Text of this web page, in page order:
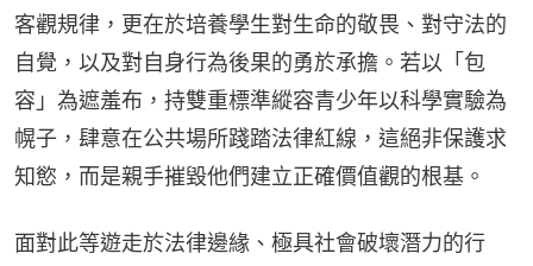
客觀規律，更在於培養學生對生命的敬畏、對守法的
自覺，以及對自身行為後果的勇於承擔。若以「包
容」為遮羞布，持雙重標準縱容青少年以科學實驗為
幌子，肆意在公共場所踐踏法律紅線，這絕非保護求
知慾，而是親手摧毀他們建立正確價值觀的根基。
面對此等遊走於法律邊緣、極具社會破壞潛力的行